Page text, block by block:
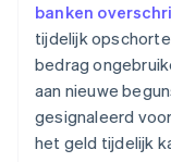
banken
tijdelijk
bedrag
aan nieuwe
gesignaleerd
het geld tijdelijk